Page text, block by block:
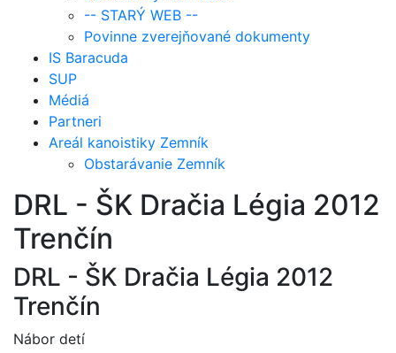
-- STARÝ WEB --
Povinne zverejňované dokumenty
IS Baracuda
SUP
Médiá
Partneri
Areál kanoistiky Zemník
Obstarávanie Zemník
DRL - ŠK Dračia Légia 2012
Trenčín
DRL - ŠK Dračia Légia 2012
Trenčín
Nábor detí